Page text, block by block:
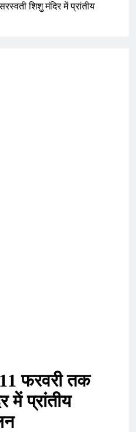
शिशु मंदिर में प्रांतीय
फरवरी तक
में प्रांतीय